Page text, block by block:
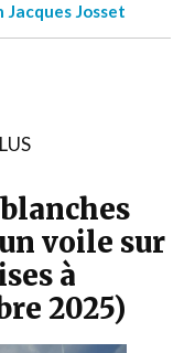
Jacques Josset
voile sur
à
2025)